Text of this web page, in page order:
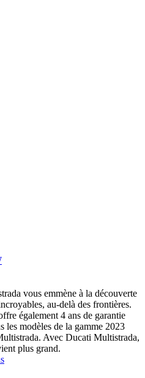
vous emmène à la découverte
au-delà des frontières.
également 4 ans de garantie
les modèles de la gamme 2023
Avec Ducati Multistrada,
plus grand.